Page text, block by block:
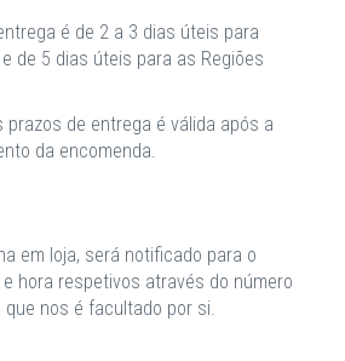
é de 2 a 3 dias úteis para
de 5 dias úteis para as Regiões
prazos de entrega é válida após a
da encomenda.
em loja, será notificado para o
hora respetivos através do número
que nos é facultado por si.